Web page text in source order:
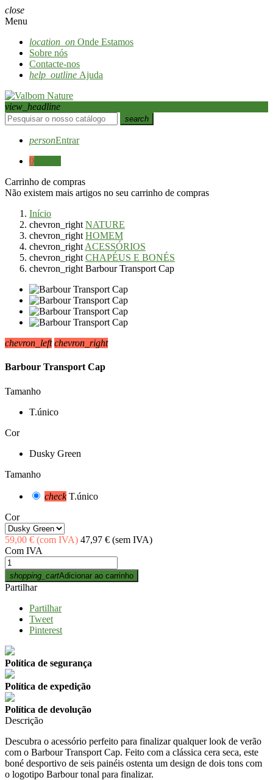
close
Menu
location_on Onde Estamos
Sobre nós
Contacte-nos
help_outline Ajuda
view_headline
search
personEntrar
0
Carrinho de compras
Não existem mais artigos no seu carrinho de compras
Início
chevron_right NATURE
chevron_right HOMEM
chevron_right ACESSÓRIOS
chevron_right CHAPÉUS E BONÉS
chevron_right Barbour Transport Cap
chevron_left chevron_right
Barbour Transport Cap
Tamanho
T.único
Cor
Dusky Green
Tamanho
check T.único
Cor
59,00 € (com IVA) 47,97 € (sem IVA)
Com IVA
shopping_cartAdicionar ao carrinho
Partilhar
Partilhar
Tweet
Pinterest
Política de segurança
Política de expedição
Política de devolução
Descrição
Descubra o acessório perfeito para finalizar qualquer look de verão
com o Barbour Transport Cap. Feito com a clássica cera seca, este
boné desportivo de seis painéis ostenta um design de dois tons com
o logotipo Barbour tonal para finalizar.